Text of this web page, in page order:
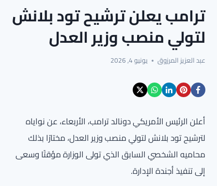
ترامب يعلن ترشيح تود بلانش
لتولي منصب وزير العدل
عبد العزيز المرزوق يونيو 4, 2026
أعلن الرئيس الأمريكي دونالد ترامب، الأربعاء، عن نواياه
لترشيح تود بلانش لتولي منصب وزير العدل، مختارًا بذلك
محاميه الشخصي السابق الذي تولى الوزارة مؤقتًا وسعى
إلى تنفيذ أجندة الإدارة.